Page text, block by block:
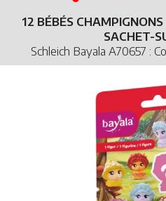
12 BÉBÉS
SACHET-
Schleich Bayala A70657 :